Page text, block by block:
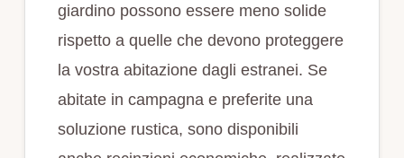
giardino possono essere meno solide
rispetto a quelle che devono proteggere
la vostra abitazione dagli estranei. Se
abitate in campagna e preferite una
soluzione rustica, sono disponibili